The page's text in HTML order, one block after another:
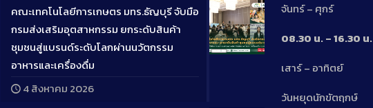
Long
Description
คณะเทคโนโลยีการเกษตร มทร.ธัญบุรี จับมือ
กรมส่งเสริมอุตสาหกรรม ยกระดับสินค้า
ชุมชนสู่แบรนด์ระดับโลกผ่านนวัตกรรม
อาหารและเครื่องดื่ม
4 สิงหาคม 2026
จันทร์ – ศุกร์
08.30 น. – 16.30 น.
เสาร์ – อาทิตย์
วันหยุดนักขัตฤกษ์